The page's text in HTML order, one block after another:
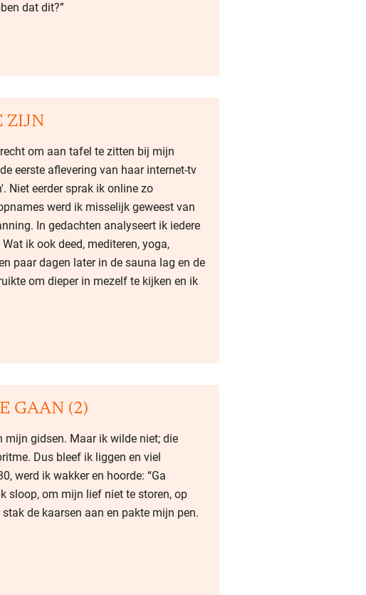
dat dit?”
ZIJN
om aan tafel te zitten bij mijn
eerste aflevering van haar internet-tv
Niet eerder sprak ik online zo
werd ik misselijk geweest van
In gedachten analyseert ik iedere
ik ook deed, mediteren, yoga,
paar dagen later in de sauna lag en de
om dieper in mezelf te kijken en ik
GAAN (2)
mijn gidsen. Maar ik wilde niet; die
Dus bleef ik liggen en viel
werd ik wakker en hoorde: “Ga
sloop, om mijn lief niet te storen, op
de kaarsen aan en pakte mijn pen.